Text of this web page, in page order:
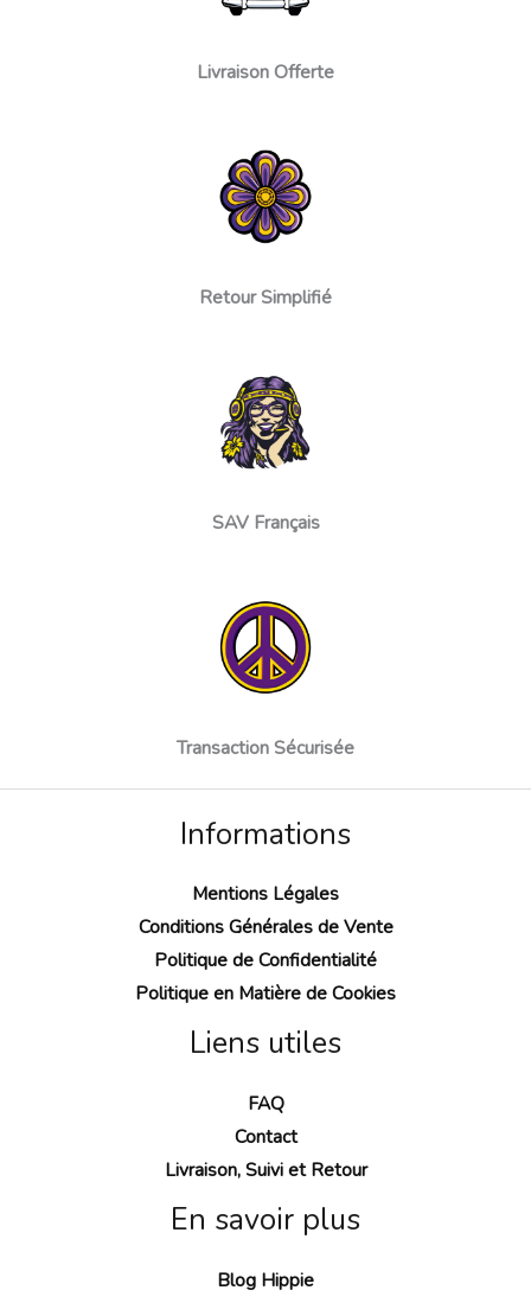
Livraison Offerte
Retour Simplifié
SAV Français
Transaction Sécurisée
Informations
Mentions Légales
Conditions Générales de Vente
Politique de Confidentialité
Politique en Matière de Cookies
Liens utiles
FAQ
Contact
Livraison, Suivi et Retour
En savoir plus
Blog Hippie